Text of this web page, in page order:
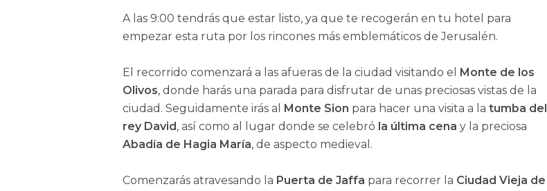
A las 9:00 tendrás que estar listo, ya que te recogerán en tu hotel para
empezar esta ruta por los rincones más emblemáticos de Jerusalén.
El recorrido comenzará a las afueras de la ciudad visitando el Monte de los
Olivos, donde harás una parada para disfrutar de unas preciosas vistas de la
ciudad. Seguidamente irás al Monte Sion para hacer una visita a la tumba del
rey David, así como al lugar donde se celebró la última cena y la preciosa
Abadía de Hagia María, de aspecto medieval.
Comenzarás atravesando la Puerta de Jaffa para recorrer la Ciudad Vieja de